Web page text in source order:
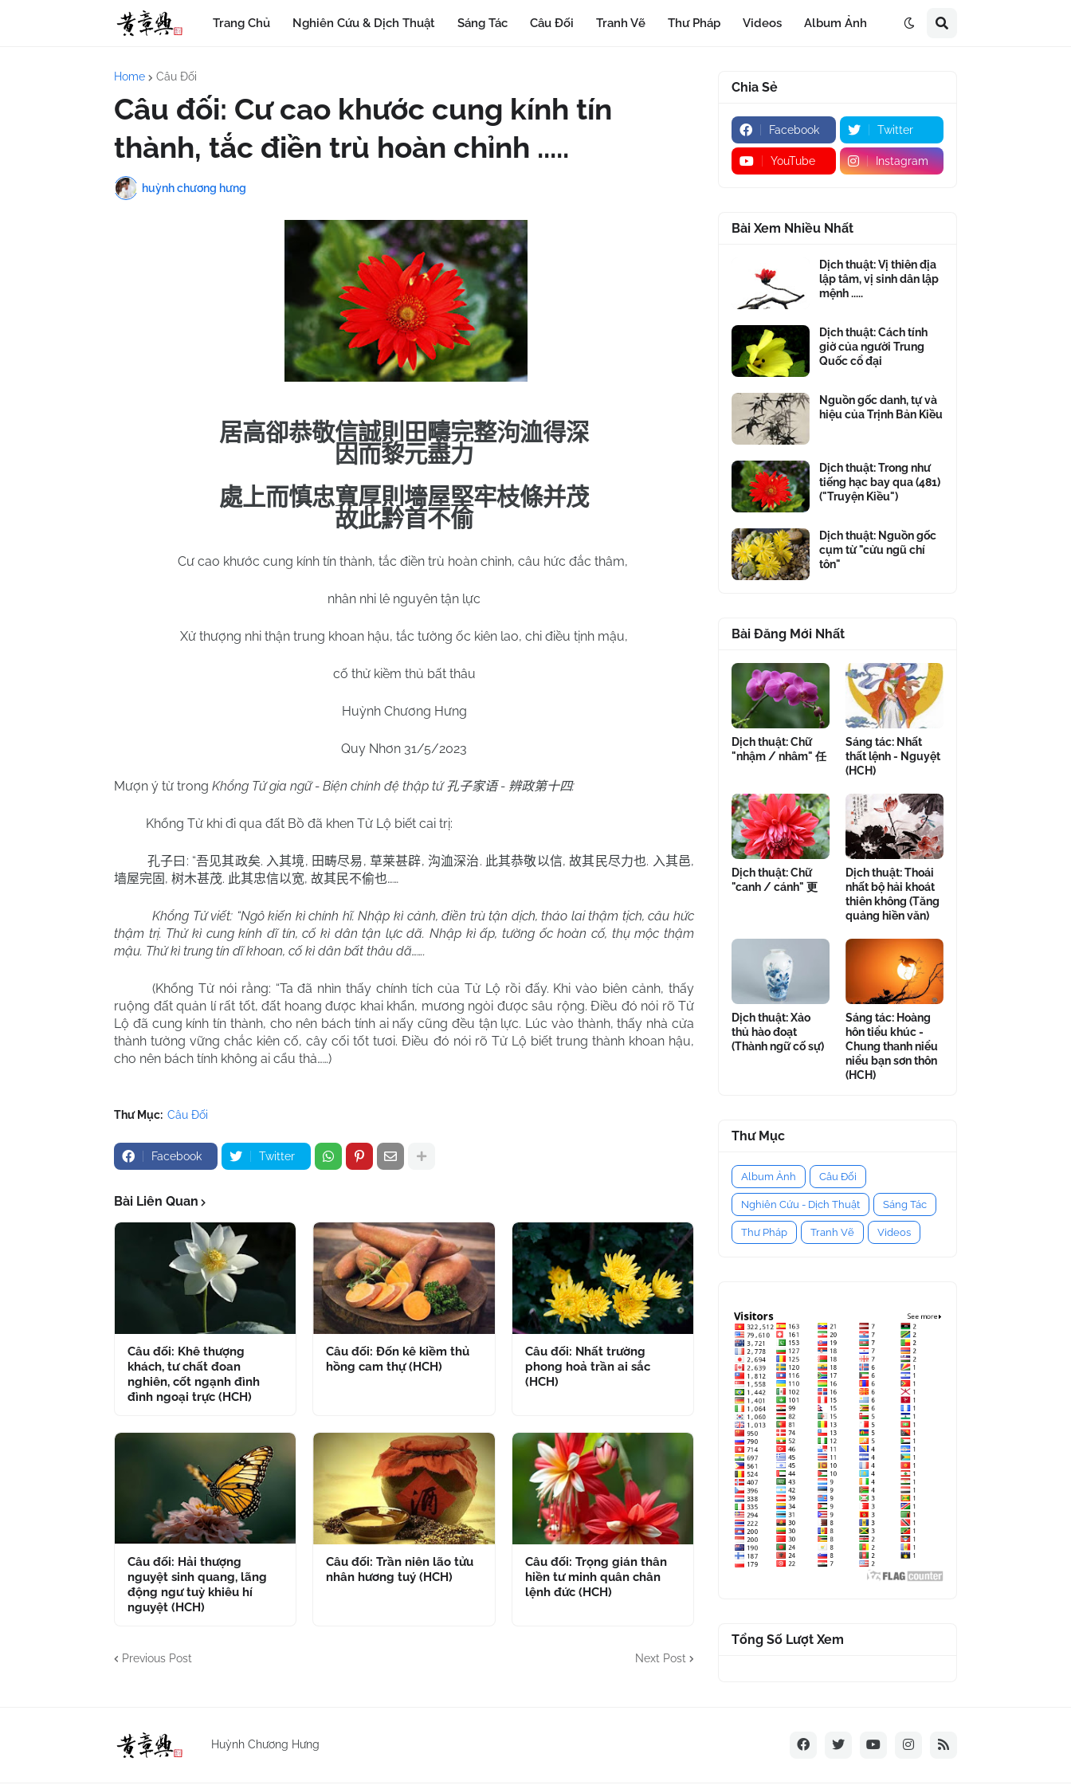
Trang Chủ Nghiên Cứu & Dịch Thuật Sáng Tác Câu Đối Tranh Vẽ Thư Pháp Videos Album Ảnh
Home Câu Đối
Câu đối: Cư cao khước cung kính tín
thành, tắc điền trù hoàn chỉnh .....
huỳnh chương hưng
居高卻恭敬信誠則田疇完整泃洫得深
因而黎元盡力
處上而慎忠寬厚則墻屋堅牢枝條并茂
故此黔首不偷
Cư cao khước cung kính tín thành, tắc điền trù hoàn chỉnh, câu hức đắc thâm,
nhân nhi lê nguyên tận lực
Xử thượng nhi thận trung khoan hậu, tắc tường ốc kiên lao, chi điều tịnh mậu,
cố thử kiềm thủ bất thâu
Huỳnh Chương Hưng
Quy Nhơn 31/5/2023
Mượn ý từ trong Khổng Tử gia ngữ - Biện chính đệ thập tứ孔子家语- 辨政第十四:
Khổng Tử khi đi qua đất Bồ đã khen Tử Lộ biết cai trị:
孔子曰 : “吾见其政矣. 入其境, 田畴尽易, 草莱甚辟, 沟洫深治. 此其恭敬以信,故其民尽力也. 入其邑,
墙屋完固 , 树木甚茂. 此其忠信以宽, 故其民不偷也……
Khổng Tử viết: “Ngô kiến kì chính hĩ. Nhập kì cảnh, điền trù tận dịch, tháo lai thậm tịch, câu hức
thậm trị. Thử kì cung kính dĩ tín, cố kì dân tận lực dã. Nhập kì ấp, tường ốc hoàn cố, thụ mộc thậm
mậu. Thử kì trung tín dĩ khoan, cố kì dân bất thâu dã…….
(Khổng Tử nói rằng: “Ta đã nhìn thấy chính tích của Tử Lộ rồi đấy. Khi vào biên cảnh, thấy
ruộng đất quản lí rất tốt, đất hoang được khai khẩn, mương ngòi được sâu rộng. Điều đó nói rõ Tử
Lộ đã cung kính tín thành, cho nên bách tính ai nấy cũng đều tận lực. Lúc vào thành, thấy nhà cửa
thành tường vững chắc kiên cố, cây cối tốt tươi. Điều đó nói rõ Tử Lộ biết trung thành khoan hậu,
cho nên bách tính không ai cẩu thả……)
Thư Mục: Câu Đối
Facebook Twitter
Bài Liên Quan
Câu đối: Khê thượng
khách, tư chất đoan
nghiên, cốt ngạnh đình
đình ngoại trực (HCH)
Câu đối: Đốn kê kiềm thủ
hồng cam thự (HCH)
Câu đối: Nhất trường
phong hoả trần ai sắc
(HCH)
Câu đối: Hải thượng
nguyệt sinh quang, lãng
động ngư tuỳ khiêu hí
nguyệt (HCH)
Câu đối: Trần niên lão tửu
nhân hương tuý (HCH)
Câu đối: Trọng gián thân
hiền tư minh quân chân
lệnh đức (HCH)
Previous Post Next Post
Chia Sẻ
Facebook Twitter
YouTube Instagram
Bài Xem Nhiều Nhất
Dịch thuật: Vị thiên địa
lập tâm, vị sinh dân lập
mệnh .....
Dịch thuật: Cách tính
giờ của người Trung
Quốc cổ đại
Nguồn gốc danh, tự và
hiệu của Trịnh Bản Kiều
Dịch thuật: Trong như
tiếng hạc bay qua (481)
("Truyện Kiều")
Dịch thuật: Nguồn gốc
cụm từ "cửu ngũ chí
tôn"
Bài Đăng Mới Nhất
Dịch thuật: Chữ
"nhậm / nhâm" 任
Sáng tác: Nhất
thất lệnh - Nguyệt
(HCH)
Dịch thuật: Chữ
"canh / cánh" 更
Dịch thuật: Thoái
nhất bộ hải khoát
thiên không (Tăng
quảng hiền văn)
Dịch thuật: Xảo
thủ hào đoạt
(Thành ngữ cố sự)
Sáng tác: Hoàng
hôn tiểu khúc -
Chung thanh niểu
niểu bạn sơn thôn
(HCH)
Thư Mục
Album Ảnh Câu Đối
Nghiên Cứu - Dịch Thuật Sáng Tác
Thư Pháp Tranh Vẽ Videos
Tổng Số Lượt Xem
Huỳnh Chương Hưng